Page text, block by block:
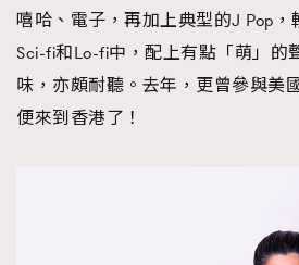
嘻哈、電子，再加上典型的J Pop
Sci-fi和Lo-fi中，配上有點「萌」的
味，亦頗耐聽。去年，更曾參與美
便來到香港了！